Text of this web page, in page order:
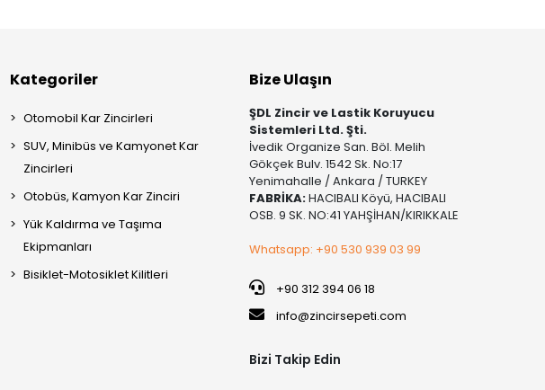
Kategoriler
Otomobil Kar Zincirleri
SUV, Minibüs ve Kamyonet Kar
Zincirleri
Otobüs, Kamyon Kar Zinciri
Yük Kaldırma ve Taşıma
Ekipmanları
Bisiklet-Motosiklet Kilitleri
Bize Ulaşın
ŞDL Zincir ve Lastik Koruyucu
Sistemleri Ltd. Şti.
İvedik Organize San. Böl. Melih
Gökçek Bulv. 1542 Sk. No:17
Yenimahalle / Ankara / TURKEY
FABRİKA:HACIBALI Köyü, HACIBALI
OSB. 9 SK. NO:41 YAHŞİHAN/KIRIKKALE
Whatsapp: +90 530 939 03 99
+90 312 394 06 18
info@zincirsepeti.com
Bizi Takip Edin